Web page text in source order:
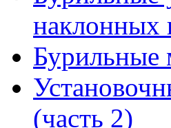
наклонных
Бурильные
(часть 2)